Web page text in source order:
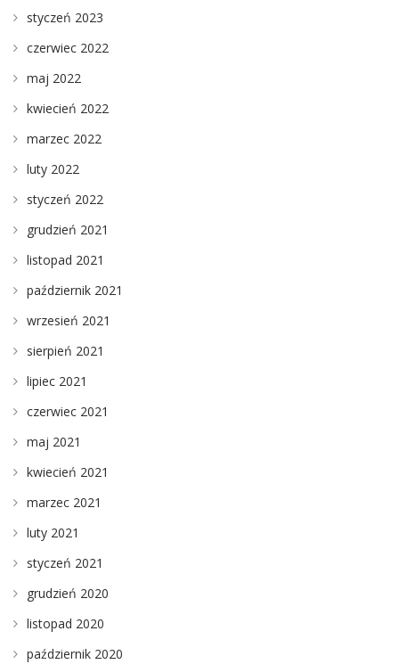
styczeń 2023
czerwiec 2022
maj 2022
kwiecień 2022
marzec 2022
luty 2022
styczeń 2022
grudzień 2021
listopad 2021
październik 2021
wrzesień 2021
sierpień 2021
lipiec 2021
czerwiec 2021
maj 2021
kwiecień 2021
marzec 2021
luty 2021
styczeń 2021
grudzień 2020
listopad 2020
październik 2020